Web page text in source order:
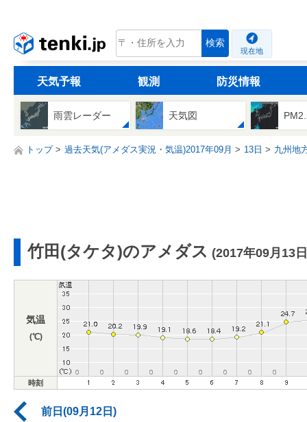
tenki.jp 検索
現在地
天気予報 観測 防災情報
雨雲レーダー 天気図
トップ 過去天気(アメダス実況・気温)2017年09月 13日 九州地
竹田(タケタ)のアメダス (2017年09月13
気温
(℃)
時刻
前日(09月12日)